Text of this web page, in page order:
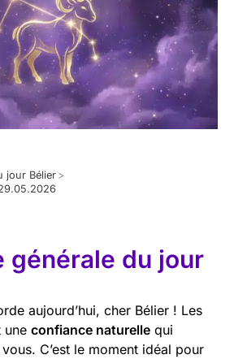
jour Bélier >
générale du jour
aujourd’hui, cher Bélier ! Les
une confiance naturelle qui
C’est le moment idéal pour